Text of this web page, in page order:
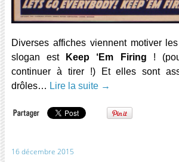
Diverses affiches viennent motiver
slogan est
Keep ‘Em Firing !
continuer à tirer !) Et elles sont
drôles… Lire la suite →
16 décembre 2015